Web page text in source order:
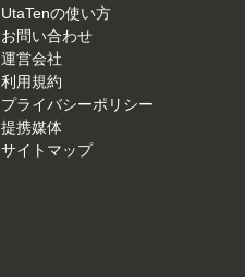
UtaTenの使い方
お問い合わせ
運営会社
利用規約
プライバシーポリシー
提携媒体
サイトマップ